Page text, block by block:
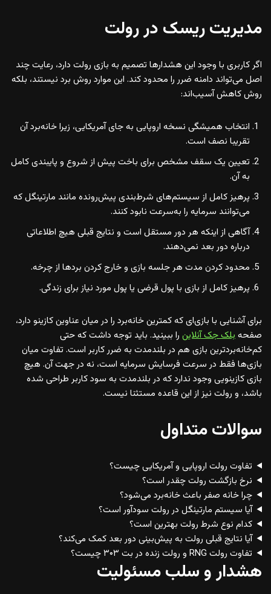
مدیریت ریسک در رولت
اگر کاربری با وجود این هشدارها تصمیم به بازی رولت دارد، رعایت چند
اصل می‌تواند دامنه ضرر را محدود کند. این موارد روش برد نیستند، بلکه
روش کاهش آسیب‌اند:
انتخاب همیشگی نسخه اروپایی به جای آمریکایی، زیرا خانه‌برد آن
تقریبا نصف است.
تعیین یک سقف مشخص برای باخت پیش از شروع و پایبندی کامل
به آن.
پرهیز کامل از سیستم‌های شرط‌بندی پیش‌رونده مانند مارتینگل که
می‌توانند سرمایه را به‌سرعت نابود کنند.
آگاهی از اینکه هر دور مستقل است و نتایج قبلی هیچ اطلاعاتی
درباره دور بعد نمی‌دهند.
محدود کردن مدت هر جلسه بازی و خارج کردن بردها از چرخه.
پرهیز کامل از بازی با پول قرضی یا پول مورد نیاز برای زندگی.
برای آشنایی با بازی‌ای که کمترین خانه‌برد را در میان عناوین کازینو دارد،
صفحهبلک جک آنلاین را ببینید. باید توجه داشت که حتی
کم‌خانه‌بردترین بازی هم در بلندمدت به ضرر کاربر است. تفاوت میان
بازی‌ها فقط در سرعت فرسایش سرمایه است، نه در جهت آن. هیچ
بازی کازینویی وجود ندارد که در بلندمدت به سود کاربر طراحی شده
باشد، و رولت نیز از این قاعده مستثنا نیست.
سوالات متداول
تفاوت رولت اروپایی و آمریکایی چیست؟
نرخ بازگشت رولت چقدر است؟
چرا خانه صفر باعث خانه‌برد می‌شود؟
آیا سیستم مارتینگل در رولت سودآور است؟
کدام نوع شرط رولت بهترین است؟
آیا نتایج قبلی رولت به پیش‌بینی دور بعد کمک می‌کند؟
تفاوت رولت RNG و رولت زنده در بت ۳۰۳ چیست؟
هشدار و سلب مسئولیت